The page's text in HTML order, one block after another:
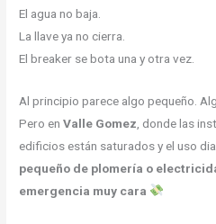
El agua no baja.
La llave ya no cierra.
El breaker se bota una y otra vez.
Al principio parece algo pequeño.
Pero enValle Gomez , donde las
edificios están saturados y el uso
pequeño de plomería o
emergencia muy cara